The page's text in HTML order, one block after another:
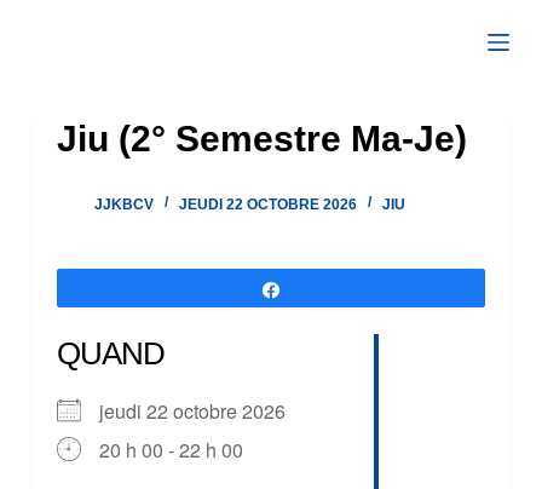
Jiu (2° Semestre Ma-Je)
JJKBCV JEUDI 22 OCTOBRE 2026 JIU
QUAND
jeudi 22 octobre 2026
20 h 00 - 22 h 00